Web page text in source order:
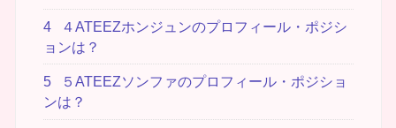
4
４ATEEZホンジュンのプロフィール・ポジシ
ョンは？
5
５ATEEZソンファのプロフィール・ポジショ
ンは？